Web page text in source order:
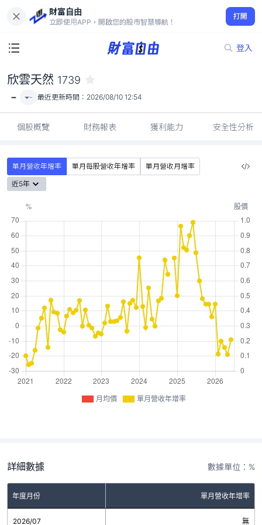
財富自由
立即使用APP，開啟您的股市智慧導航！
打開
登入
-
欣雲天然 1739
- - 最近更新時間： 2026/08/10 12:54
個股概覽 財務報表 獲利能力 安全性分析
單月營收年增率 單月每股營收年增率
單月營收月增率
近5年
月均價 單月營收年增率
詳細數據 數據單位：%
年度月份 單月營收年增率
2026/07 無